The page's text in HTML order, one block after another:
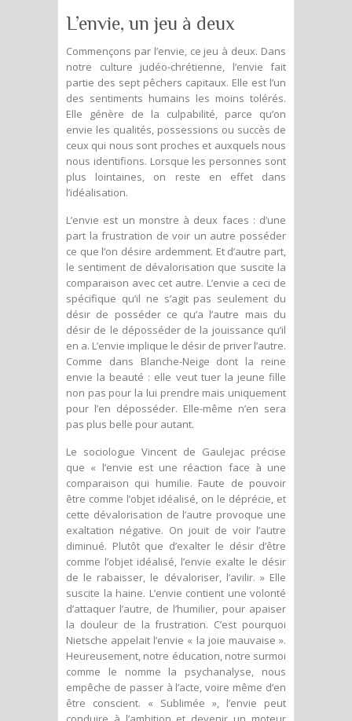
L’envie, un jeu à deux
Commençons par l’envie, ce jeu à deux. Dans
notre culture judéo-chrétienne, l’envie fait
partie des sept pêchers capitaux. Elle est l’un
des sentiments humains les moins tolérés.
Elle génère de la culpabilité, parce qu’on
envie les qualités, possessions ou succès de
ceux qui nous sont proches et auxquels nous
nous identifions. Lorsque les personnes sont
plus lointaines, on reste en effet dans
l’idéalisation.
L’envie est un monstre à deux faces : d’une
part la frustration de voir un autre posséder
ce que l’on désire ardemment. Et d’autre part,
le sentiment de dévalorisation que suscite la
comparaison avec cet autre. L’envie a ceci de
spécifique qu’il ne s’agit pas seulement du
désir de posséder ce qu’a l’autre mais du
désir de le déposséder de la jouissance qu’il
en a. L’envie implique le désir de priver l’autre.
Comme dans Blanche-Neige dont la reine
envie la beauté : elle veut tuer la jeune fille
non pas pour la lui prendre mais uniquement
pour l’en déposséder. Elle-même n’en sera
pas plus belle pour autant.
Le sociologue Vincent de Gaulejac précise
que « l’envie est une réaction face à une
comparaison qui humilie. Faute de pouvoir
être comme l’objet idéalisé, on le déprécie, et
cette dévalorisation de l’autre provoque une
exaltation négative. On jouit de voir l’autre
diminué. Plutôt que d’exalter le désir d’être
comme l’objet idéalisé, l’envie exalte le désir
de le rabaisser, le dévaloriser, l’avilir. » Elle
suscite la haine. L’envie contient une volonté
d’attaquer l’autre, de l’humilier, pour apaiser
la douleur de la frustration. C’est pourquoi
Nietsche appelait l’envie « la joie mauvaise ».
Heureusement, notre éducation, notre surmoi
comme le nomme la psychanalyse, nous
empêche de passer à l’acte, voire même d’en
être conscient. « Sublimée », l’envie peut